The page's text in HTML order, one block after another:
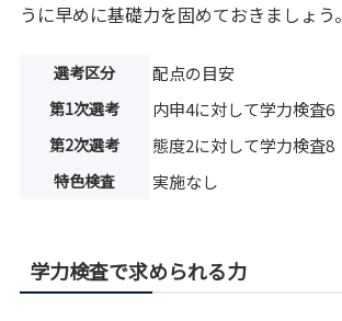
うに早めに基礎力を固めておきましょう。
選考区分 配点の目安
第1次選考 内申4に対して学力検査6
第2次選考 態度2に対して学力検査8
特色検査 実施なし
学力検査で求められる力